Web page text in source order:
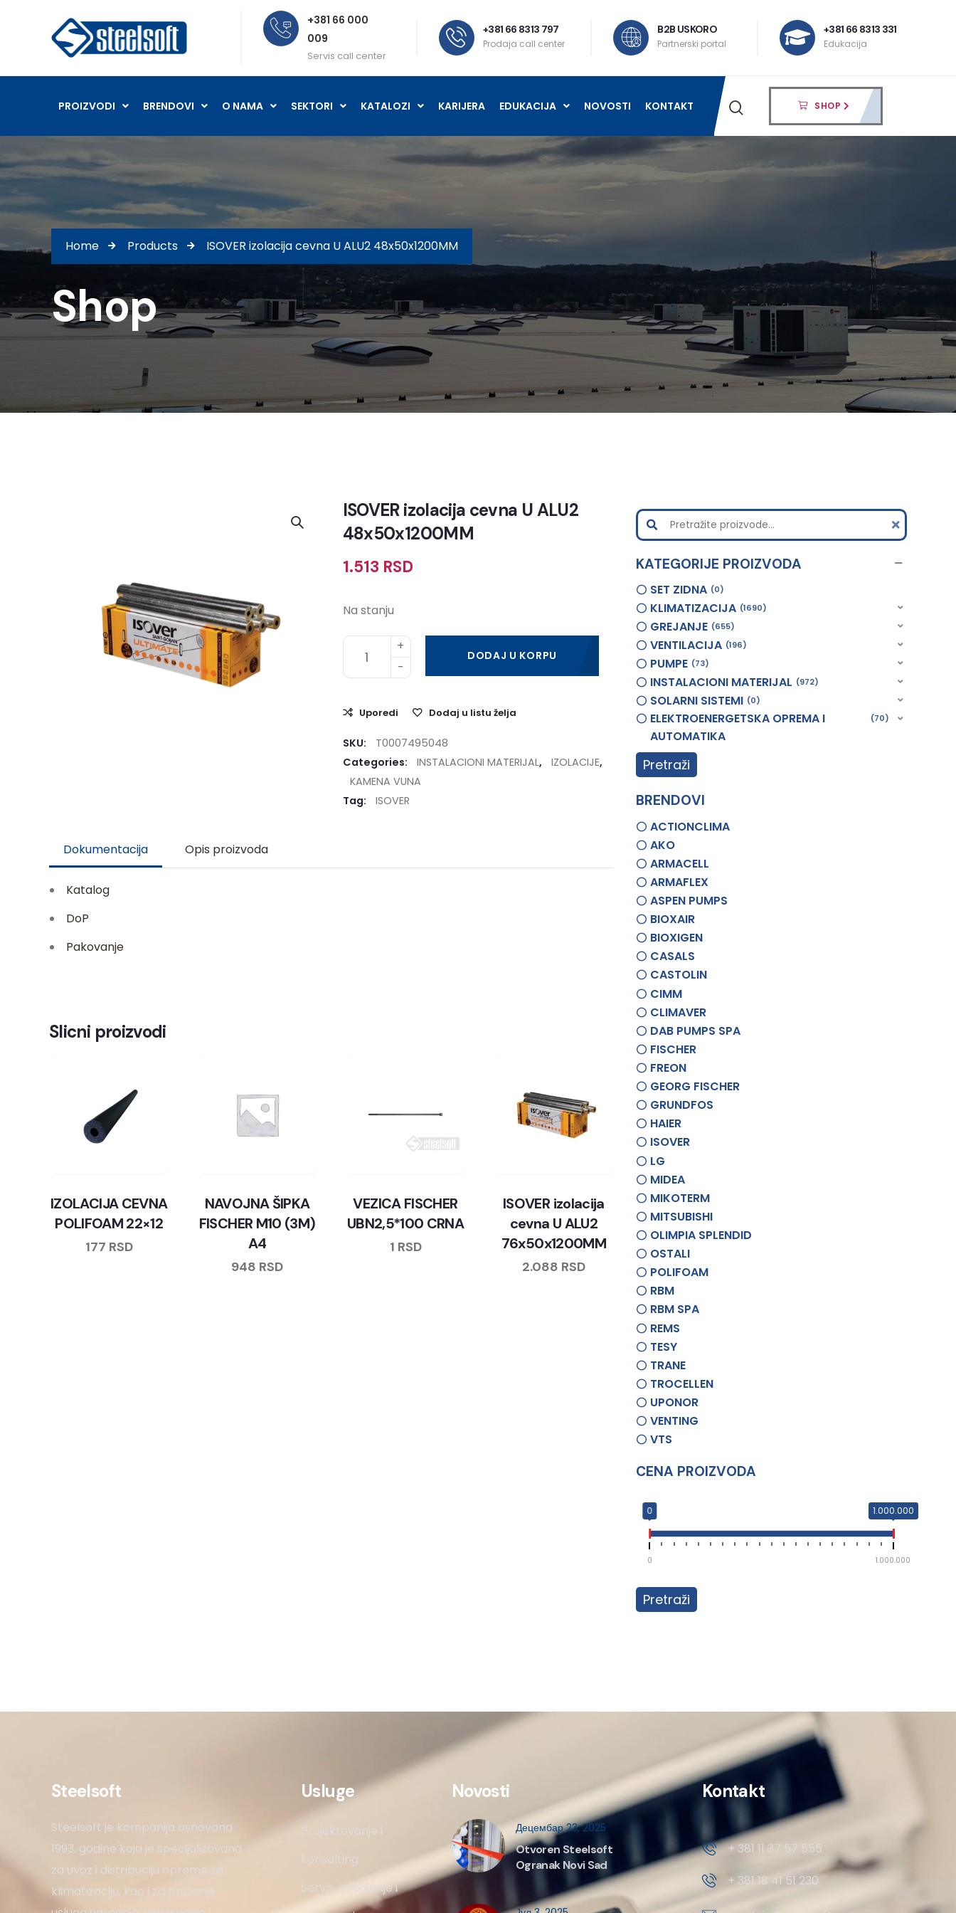
+381 66 000
009
Servis call center
+381 66 8313 797
Prodaja call center
B2B USKORO
Partnerski portal
+381 66 8313 331
Edukacija
PROIZVODI BRENDOVI O NAMA SEKTORI KATALOZI KARIJERA EDUKACIJA NOVOSTI KONTAKT SHOP
Home Products ISOVER izolacija cevna U ALU2 48x50x1200MM
Shop
ISOVER izolacija cevna U ALU2
48x50x1200MM
1.513 RSD
Na stanju
DODAJ U KORPU
Uporedi Dodaj u listu želja
SKU:
T0007495048
Categories:
INSTALACIONI MATERIJAL, IZOLACIJE,
KAMENA VUNA
Tag:
ISOVER
Dokumentacija Opis proizvoda
Katalog
DoP
Pakovanje
Slicni proizvodi
IZOLACIJA CEVNA
POLIFOAM 22×12
177 RSD
NAVOJNA ŠIPKA
FISCHER M10 (3M)
A4
948 RSD
VEZICA FISCHER
UBN2,5*100 CRNA
1 RSD
ISOVER izolacija
cevna U ALU2
76x50x1200MM
2.088 RSD
KATEGORIJE PROIZVODA
SET ZIDNA 0
KLIMATIZACIJA 1690
GREJANJE 655
VENTILACIJA 196
PUMPE 73
INSTALACIONI MATERIJAL 972
SOLARNI SISTEMI 0
ELEKTROENERGETSKA OPREMA I
AUTOMATIKA
70
Pretraži
BRENDOVI
ACTIONCLIMA
AKO
ARMACELL
ARMAFLEX
ASPEN PUMPS
BIOXAIR
BIOXIGEN
CASALS
CASTOLIN
CIMM
CLIMAVER
DAB PUMPS SPA
FISCHER
FREON
GEORG FISCHER
GRUNDFOS
HAIER
ISOVER
LG
MIDEA
MIKOTERM
MITSUBISHI
OLIMPIA SPLENDID
OSTALI
POLIFOAM
RBM
RBM SPA
REMS
TESY
TRANE
TROCELLEN
UPONOR
VENTING
VTS
CENA PROIZVODA
0 1.000.000
0 1.000.000
Pretraži
Steelsoft
Steelsoft je kompanija osnovana
1993. godine koja je specijalizovana
za uvoz i distribuciju opreme za
klimatizaciju, kao i za pružanje
Usluge
Projektovanje i
konsalting
Servis, izvodjenje i
Novosti
Децембар 23, 2025
Otvoren Steelsoft
Ogranak Novi Sad
Kontakt
+ 381 11 37 57 555
+ 381 18 41 51 230